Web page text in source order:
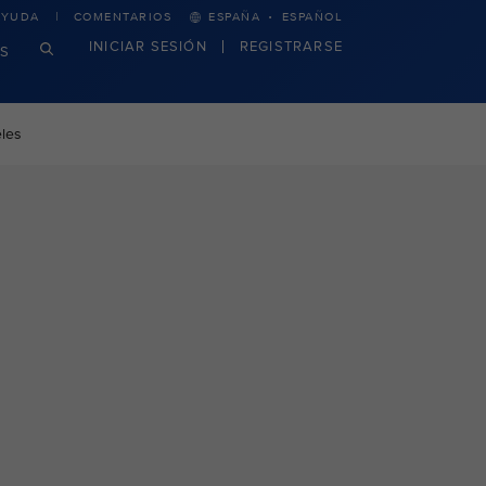
COMENTARIOS ESPAÑA · ESPAÑOL
INICIAR SESIÓN REGISTRARSE